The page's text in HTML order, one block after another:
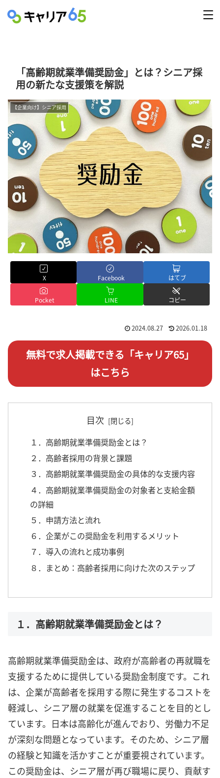
「高齢期就業準備奨励金」とは？シニア採
用の新たな支援策を解説
【企業向け】シニア採用
X Facebook はてブ
Pocket LINE コピー
2024.08.27 2026.01.18
無料で求人掲載できる「キャリア65」
はこちら
目次
１．高齢期就業準備奨励金とは？
２．高齢者採用の背景と課題
３．高齢期就業準備奨励金の具体的な支援内容
４．高齢期就業準備奨励金の対象者と支給金額
の詳細
５．申請方法と流れ
６．企業がこの奨励金を利用するメリット
７．導入の流れと成功事例
８．まとめ：高齢者採用に向けた次のステップ
１．高齢期就業準備奨励金とは？
高齢期就業準備奨励金は、政府が高齢者の再就職を
支援するために提供している奨励金制度です。これ
は、企業が高齢者を採用する際に発生するコストを
軽減し、シニア層の就業を促進することを目的とし
ています。日本は高齢化が進んでおり、労働力不足
が深刻な問題となっています。そのため、シニア層
の経験と知識を活かすことが重要視されています。
この奨励金は、シニア層が再び職場に戻り、貢献す